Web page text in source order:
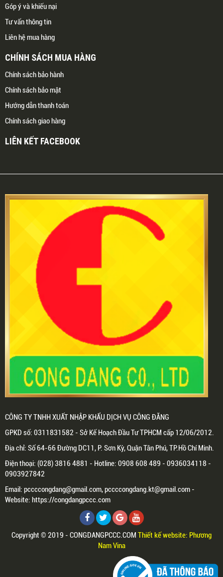
Góp ý và khiếu nại
Tư vấn thông tin
Liên hệ mua hàng
CHÍNH SÁCH MUA HÀNG
Chính sách bảo hành
Chính sách bảo mật
Hướng dẫn thanh toán
Chính sách giao hàng
LIÊN KẾT FACEBOOK
CÔNG TY TNHH XUẤT NHẬP KHẨU DỊCH VỤ CÔNG ĐĂNG
GPKD số: 0311831582 - Sở Kế Hoạch Đầu Tư TPHCM cấp 12/06/2012.
Địa chỉ: Số 64-66 Đường DC11, P. Sơn Kỳ, Quận Tân Phú, TP.Hồ Chí Minh.
Điện thoại: (028) 3816 4881 - Hotline: 0908 608 489 - 0936034118 -
0903927842
Email: pccccongdang@gmail.com, pccccongdang.kt@gmail.com -
Website: https://congdangpccc.com
Copyright © 2019 - CONGDANGPCCC.COM Thiết kế website: Phương
Nam Vina